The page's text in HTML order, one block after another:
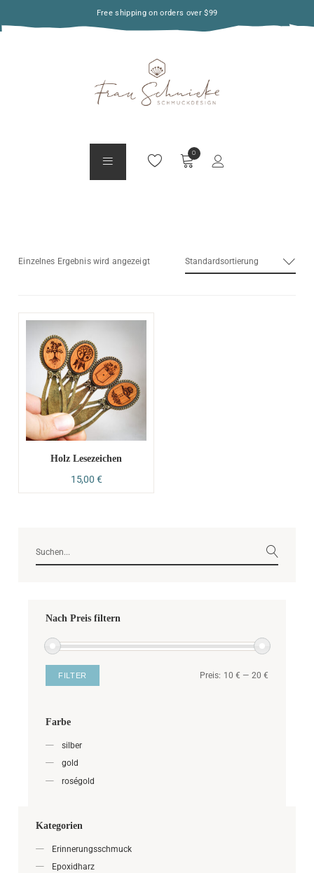
Free shipping on orders over $99
Einzelnes Ergebnis wird angezeigt Standardsortierung
Holz Lesezeichen
15,00 €
Nach Preis filtern
FILTER Preis: 10 € — 20 €
Farbe
silber
gold
roségold
Kategorien
Erinnerungsschmuck
Epoxidharz